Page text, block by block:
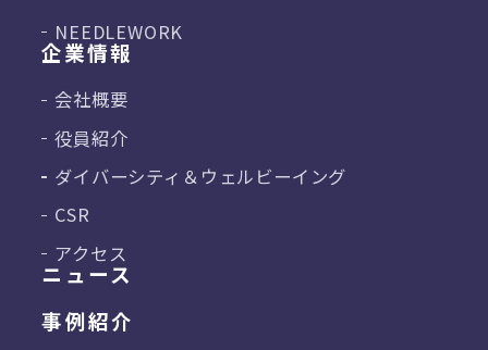
ニュース
事例紹介
NEEDLEWORK
企業情報
会社概要
役員紹介
ダイバーシティ＆ ウェルビーイング
CSR
アクセス